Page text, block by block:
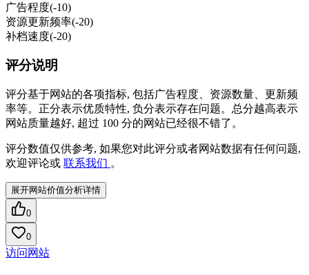
广告程度(-10)
资源更新频率(-20)
补档速度(-20)
评分说明
评分基于网站的各项指标, 包括广告程度、资源数量、更新频
率等。正分表示优质特性, 负分表示存在问题。总分越高表示
网站质量越好, 超过 100 分的网站已经很不错了。
评分数值仅供参考, 如果您对此评分或者网站数据有任何问题,
欢迎评论或 联系我们 。
展开网站价值分析详情
0
0
访问网站